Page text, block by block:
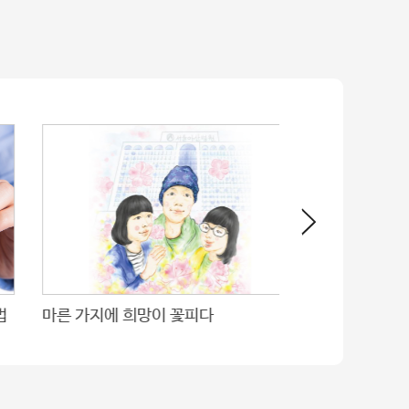
마른 가지에 희망이 꽃피다